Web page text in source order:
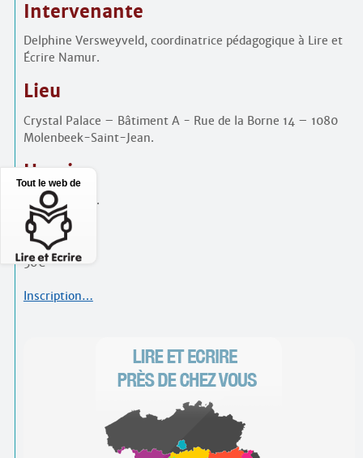
Intervenante
Delphine Versweyveld, coordinatrice pédagogique à Lire et
Écrire Namur.
Lieu
Crystal Palace – Bâtiment A - Rue de la Borne 14 – 1080
Molenbeek-Saint-Jean.
Horaire
9h15 à 16h30.
PAF
50€
Inscription…
Tout le web de